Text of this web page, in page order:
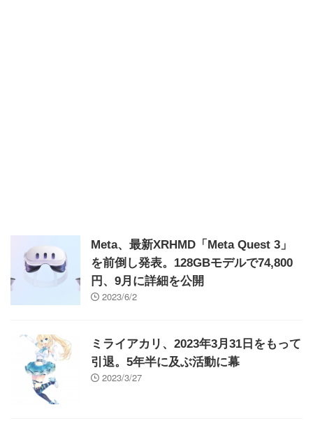
Meta、最新XRHMD「Meta Quest 3」
を前倒し発表。128GBモデルで74,800
円、9月に詳細を公開
2023/6/2
ミライアカリ、2023年3月31日をもって
引退。5年半に及ぶ活動に幕
2023/3/27